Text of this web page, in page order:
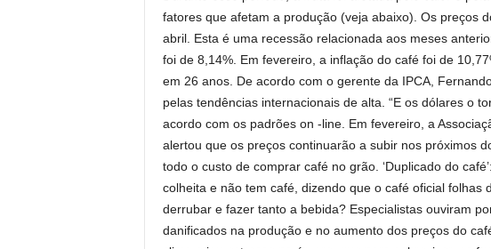
fatores que afetam a produção (veja abaixo). Os preços
abril. Esta é uma recessão relacionada aos meses
foi de 8,14%. Em fevereiro, a inflação do café foi de
em 26 anos. De acordo com o gerente da IPCA,
pelas tendências internacionais de alta. “E os dólares o
acordo com os padrões on -line. Em fevereiro, a
alertou que os preços continuarão a subir nos próximos
todo o custo de comprar café no grão. ‘Duplicado do
colheita e não tem café, dizendo que o café oficial folhas
derrubar e fazer tanto a bebida? Especialistas ouviram
danificados na produção e no aumento dos preços do